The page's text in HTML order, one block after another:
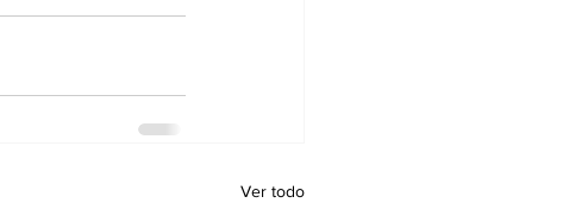
Ver todo